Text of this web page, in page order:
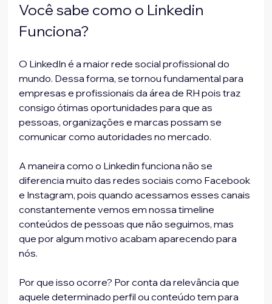
Você sabe como o Linkedin
Funciona?
O LinkedIn é a maior rede social profissional do
mundo. Dessa forma, se tornou fundamental para
empresas e profissionais da área de RH pois traz
consigo ótimas oportunidades para que as
pessoas, organizações e marcas possam se
comunicar como autoridades no mercado.
A maneira como o Linkedin funciona não se
diferencia muito das redes sociais como Facebook
e Instagram, pois quando acessamos esses canais
constantemente vemos em nossa timeline
conteúdos de pessoas que não seguimos, mas
que por algum motivo acabam aparecendo para
nós.
Por que isso ocorre? Por conta da relevância que
aquele determinado perfil ou conteúdo tem para